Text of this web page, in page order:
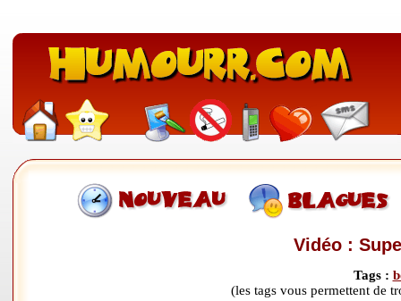
Vidéo :
Tags :
(les tags vous permettent de